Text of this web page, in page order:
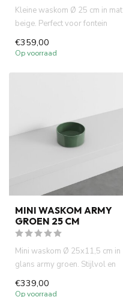
Kleine waskom Ø 25 cm in mat
beige. Perfect voor fontein
toiletten en kleine bad...
€359,00
Op voorraad
MINI WASKOM ARMY
GROEN 25 CM
Mini waskom Ø 25x11,5 cm in
glans army groen. Stijlvol en
compact, ideaal voor f...
€339,00
Op voorraad